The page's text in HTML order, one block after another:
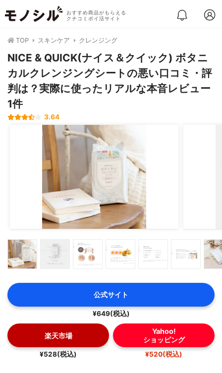
おすすめ商品がもらえる
クチコミポイ活サイト
TOP スキンケア クレンジング
NICE & QUICK(ナイス＆クイック) ボタニ
カルクレンジングシートの悪い口コミ・評
判は？実際に使ったリアルな本音レビュー
1件
3.64
公式サイト
¥649(税込)
楽天市場
¥528(税込)
Yahoo!
ショッピング
¥520(税込)